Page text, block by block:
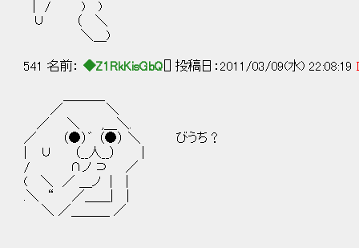
| / ) )
∪ （ ＼
＼＿)
541 名前： ◆Z1RkKisGbQ [] 投稿日：2011/03/09(水) 22:08:19
／ ＼
／ ＼ ,＿＼.
／ （●）゛ （●） ＼ びうち？
| ∪ （__人__） |
/ ∩ノ ⊃ ／
( ＼ ／ ＿ノ | |
.＼ “ ／＿＿| |
＼ ／＿＿＿ ／